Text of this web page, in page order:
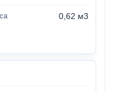
0,62 м3